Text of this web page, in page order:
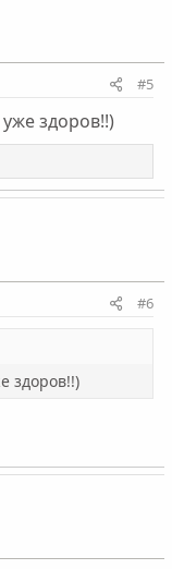
#5
здоров!!)
#6
здоров!!)